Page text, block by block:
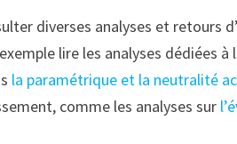
diverses analyses et retours
lire les analyses dédiées à
la paramétrique et la neutralité
comme les analyses sur